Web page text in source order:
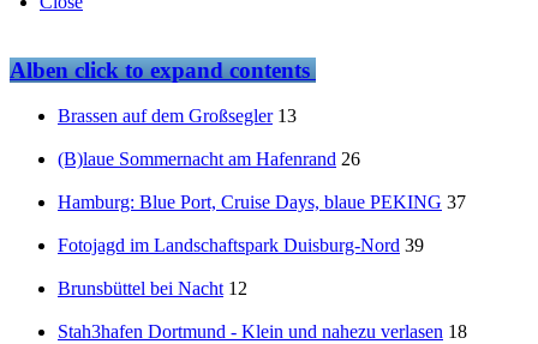
Albenclick to expand contents
Brassen auf dem Großsegler 13
(B)laue Sommernacht am Hafenrand 26
Hamburg: Blue Port, Cruise Days, blaue PEKING 37
Fotojagd im Landschaftspark Duisburg-Nord 39
Brunsbüttel bei Nacht 12
Stah3hafen Dortmund - Klein und nahezu verlasen 18